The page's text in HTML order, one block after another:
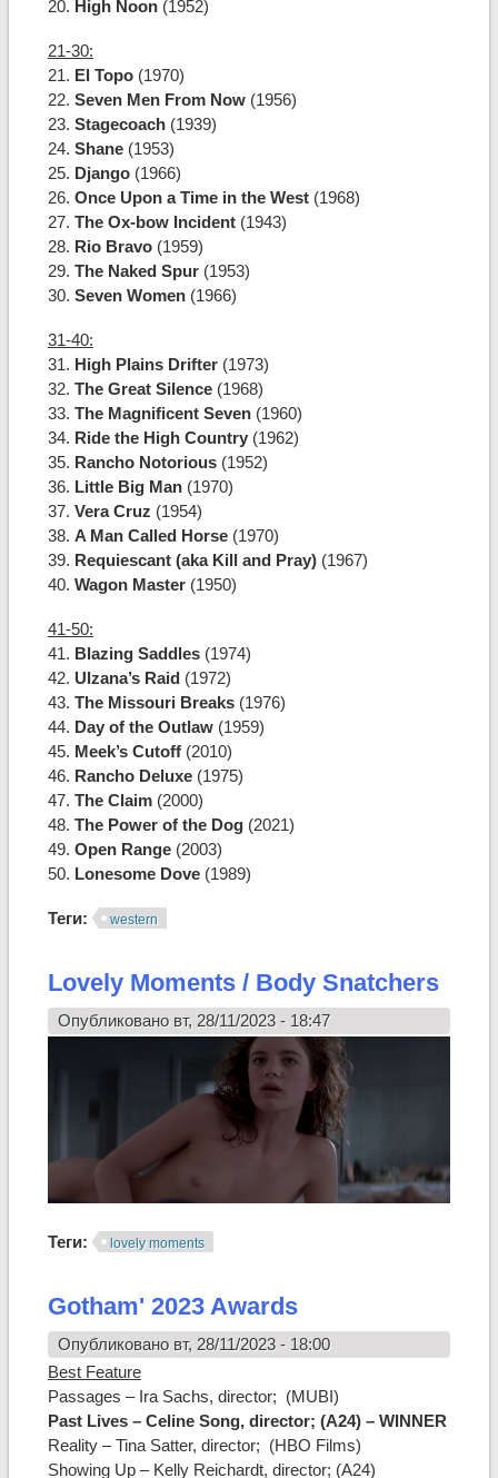
20. High Noon(1952)
21-30:
21. El Topo(1970)
22. Seven Men From Now(1956)
23. Stagecoach(1939)
24. Shane(1953)
25. Django (1966)
26. Once Upon a Time in the West (1968)
27. The Ox-bow Incident (1943)
28. Rio Bravo(1959)
29. The Naked Spur (1953)
30. Seven Women(1966)
31-40:
31. High Plains Drifter (1973)
32. The Great Silence(1968)
33. The Magnificent Seven (1960)
34. Ride the High Country(1962)
35. Rancho Notorious(1952)
36. Little Big Man(1970)
37. Vera Cruz (1954)
38. A Man Called Horse (1970)
39. Requiescant (aka Kill and Pray)(1967)
40. Wagon Master(1950)
41-50:
41. Blazing Saddles(1974)
42. Ulzana’s Raid (1972)
43. The Missouri Breaks(1976)
44. Day of the Outlaw (1959)
45. Meek’s Cutoff (2010)
46. Rancho Deluxe (1975)
47. The Claim(2000)
48. The Power of the Dog (2021)
49. Open Range(2003)
50. Lonesome Dove(1989)
Теги: western
Lovely Moments / Body Snatchers
Опубликовано вт, 28/11/2023 - 18:47
Теги: lovely moments
Gotham' 2023 Awards
Опубликовано вт, 28/11/2023 - 18:00
Best Feature
Passages – Ira Sachs, director; (MUBI)
Past Lives – Celine Song, director; (A24) – WINNER
Reality – Tina Satter, director; (HBO Films)
Showing Up – Kelly Reichardt, director; (A24)